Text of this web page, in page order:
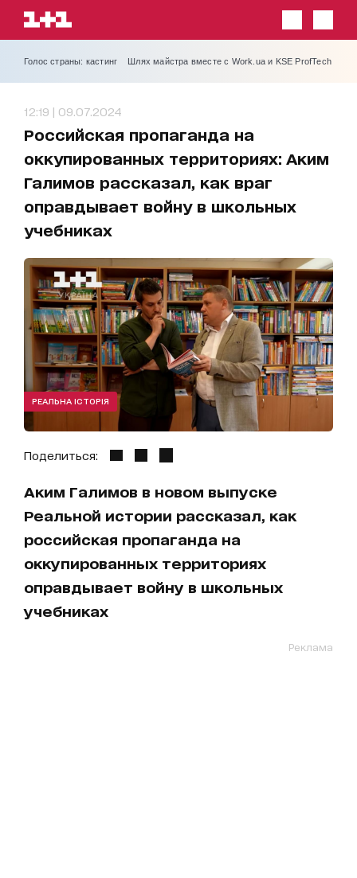
Голос страны: кастинг Шлях майстра вместе с Work.ua и KSE ProfTech
12:19 | 09.07.2024
Российская пропаганда на
оккупированных территориях: Аким
Галимов рассказал, как враг
оправдывает войну в школьных
учебниках
РЕАЛЬНА ІСТОРІЯ
Поделиться:
Аким Галимов в новом выпуске
Реальной истории рассказал, как
российская пропаганда на
оккупированных территориях
оправдывает войну в школьных
учебниках
Реклама